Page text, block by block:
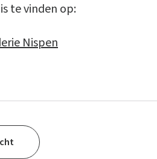
te vinden op:
Nispen